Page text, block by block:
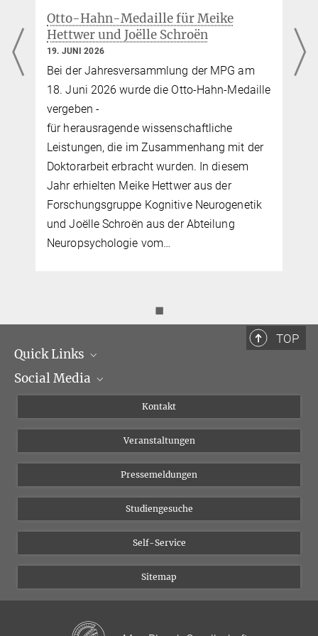
Otto-Hahn-Medaille für Meike
Hettwer und Joëlle Schroën
19. JUNI 2026
Bei der Jahresversammlung der MPG am
18. Juni 2026 wurde die Otto-Hahn-Medaille
vergeben -
für herausragende wissenschaftliche
Leistungen, die im Zusammenhang mit der
Doktorarbeit erbracht wurden. In diesem
Jahr erhielten Meike Hettwer aus der
Forschungsgruppe Kognitive Neurogenetik
und Joëlle Schroën aus der Abteilung
Neuropsychologie vom…
◼
TOP
Quick Links
Institutsleitung
Social Media
Bluesky
YouTube
Kontakt
Veranstaltungen
Pressemeldungen
Studiengesuche
Self-Service
Sitemap